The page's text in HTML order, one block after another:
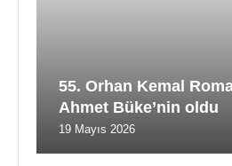
55. Orhan Kemal
Ahmet Büke’nin oldu
19 Mayıs 2026